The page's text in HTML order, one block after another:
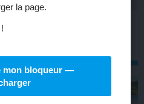
la page.
mon bloqueur —